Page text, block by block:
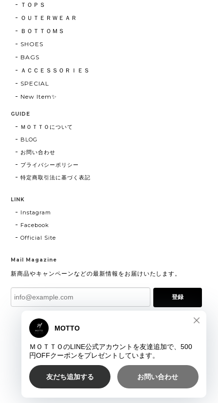
ＴＯＰＳ
ＯＵＴＥＲＷＥＡＲ
ＢＯＴＴＯＭＳ
SHOES
BAGS
ＡＣＣＥＳＳＯＲＩＥＳ
SPECIAL
New Item✨
GUIDE
ＭＯＴＴＯについて
BLOG
お問い合わせ
プライバシーポリシー
特定商取引法に基づく表記
LINK
Instagram
Facebook
Official Site
Mail Magazine
新商品やキャンペーンなどの最新情報をお届けいたします。
登録